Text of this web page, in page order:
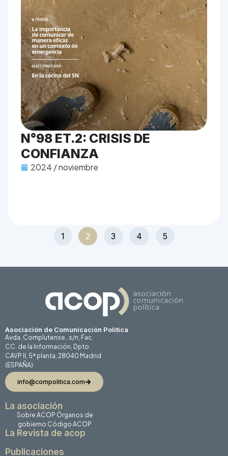
N°98 ET.2: CRISIS DE
CONFIANZA
2024 / noviembre
1 2 3 4 5
Asociación de Comunicación Politica
Avda. Complutense , s/n, Fac.
CC. de la Información, Dpto.
CAVP II, 5ª planta, 28040 Madrid
(ESPAÑA)
info@compolitica.com
La asociación
Sobre ACOP Órganos de
gobierno Código ACOP
La Revista de acop
Publicaciones